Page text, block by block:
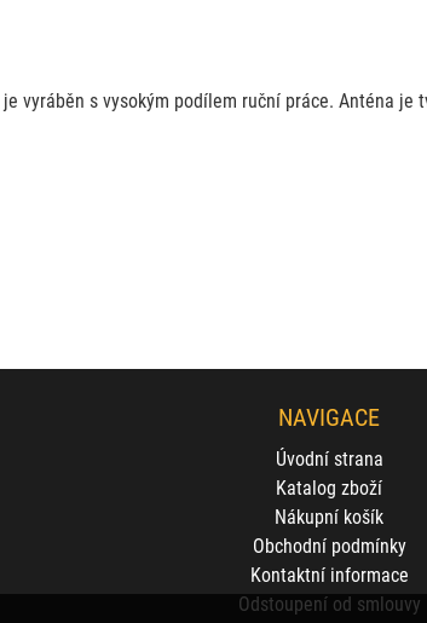
vyráběn s vysokým podílem ruční práce. Anténa
NAVIGACE
Úvodní strana
Katalog zboží
Nákupní košík
Obchodní podmínky
Kontaktní informace
Odstoupení od smlouvy